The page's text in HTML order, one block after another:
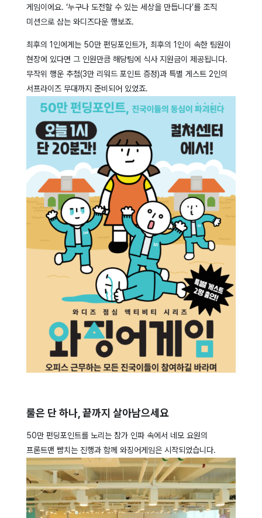
게임이에요. ‘누구나 도전할 수 있는 세상을 만듭니다’를 조직
미션으로 삼는 와디즈다운 행보죠.
최후의 1인에게는 50만 펀딩포인트가, 최후의 1인이 속한 팀원이
현장에 있다면 그 인원만큼 해당팀에 식사 지원금이 제공됩니다.
무작위 행운 추첨(3만 리워드 포인트 증정)과 특별 게스트 2인의
서프라이즈 무대까지 준비되어 있었죠.
룰은 단 하나, 끝까지 살아남으세요
50만 펀딩포인트를 노리는 참가 인파 속에서 네모 요원의
프론트맨 뺨치는 진행과 함께 와징어게임은 시작되었습니다.